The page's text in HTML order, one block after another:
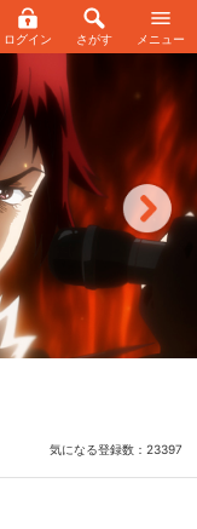
ログイン さがす メニュー
気になる登録数： 23397